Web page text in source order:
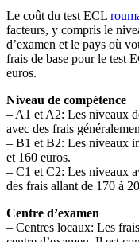
Le coût du test ECL
facteurs, y compris le
d’examen et le pays où
frais de base pour le test
euros.
Niveau de compétence
– A1 et A2: Les niveaux
avec des frais
– B1 et B2: Les niveaux
et 160 euros.
– C1 et C2: Les niveaux
des frais allant de 170 à
Centre d’examen
– Centres locaux: Les